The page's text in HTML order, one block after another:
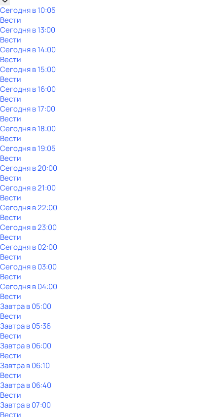
Сегодня в 10:05
Вести
Сегодня в 13:00
Вести
Сегодня в 14:00
Вести
Сегодня в 15:00
Вести
Сегодня в 16:00
Вести
Сегодня в 17:00
Вести
Сегодня в 18:00
Вести
Сегодня в 19:05
Вести
Сегодня в 20:00
Вести
Сегодня в 21:00
Вести
Сегодня в 22:00
Вести
Сегодня в 23:00
Вести
Сегодня в 02:00
Вести
Сегодня в 03:00
Вести
Сегодня в 04:00
Вести
Завтра в 05:00
Вести
Завтра в 05:36
Вести
Завтра в 06:00
Вести
Завтра в 06:10
Вести
Завтра в 06:40
Вести
Завтра в 07:00
Вести